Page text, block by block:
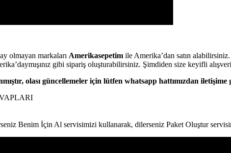
olmayan markaları Amerikasepetim ile Amerika’dan satın
gibi sipariş oluşturabilirsiniz. Şimdiden size keyifli
olası güncellemeler için lütfen whatsapp hattımızdan iletişime
Benim İçin Al servisimizi kullanarak, dilerseniz Paket Oluştur